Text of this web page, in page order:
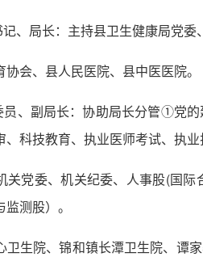
、局长：主持县卫生健康局党委
会、县人民医院、县中医医院。
、副局长：协助局长分管①党
、科技教育、执业医师考试、执
关党委、机关纪委、人事股(国
测股）。
卫生院、锦和镇长潭卫生院、谭